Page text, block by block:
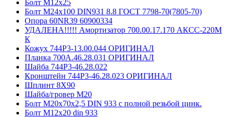
Болт М12x25
Болт М24х100 DIN931 8.8 ГОСТ 7798-70(7805-70)
Опора 60NR39 60900334
УДАЛЕНА!!!!! Амортизатор 700.00.17.170 АКСС-220М
К
Кожух 744Р3-13.00.044 ОРИГИНАЛ
Планка 700А.46.28.031 ОРИГИНАЛ
Шайба 744Р3-46.28.022
Кронштейн 744Р3-46.28.023 ОРИГИНАЛ
Шплинт 8Х90
Шайба/гровер М20
Болт М20х70х2,5 DIN 933 с полной резьбой цинк.
Болт М12х20 din 933